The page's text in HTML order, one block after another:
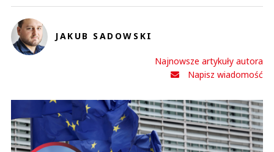
JAKUB SADOWSKI
Najnowsze artykuły autora
Napisz wiadomość